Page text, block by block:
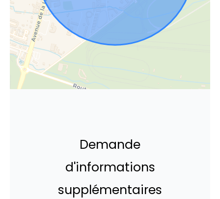
Demande
d'informations
supplémentaires